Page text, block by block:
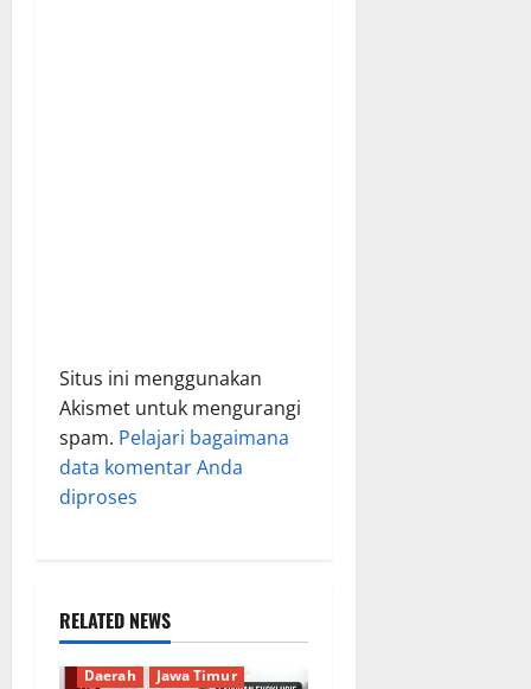
Situs ini menggunakan
Akismet untuk mengurangi
spam. Pelajari bagaimana
data komentar Anda
diproses
RELATED NEWS
Berita Terkini
Budaya
Daerah
Jawa Timur